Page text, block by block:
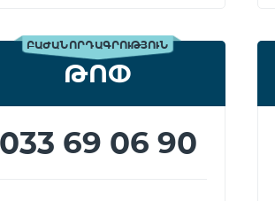
ԲԱԺԱՆՈՐԴԱԳՐՈՒԹՅՈՒՆ
ԹՈՓ
033 69 06 90